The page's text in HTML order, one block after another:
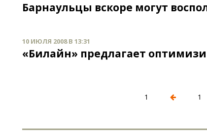
Барнаульцы вскоре могут
10 ИЮЛЯ 2008 В 13:31
«Билайн» предлагает
1 1